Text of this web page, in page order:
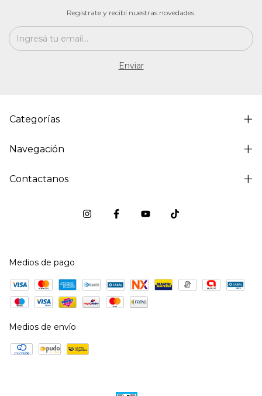
Registrate y recibí nuestras novedades.
Categorías
Navegación
Contactanos
Medios de pago
Medios de envío